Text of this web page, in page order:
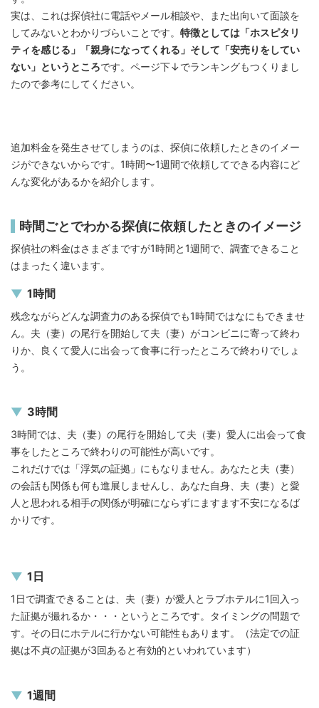
実は、これは探偵社に電話やメール相談や、また出向いて面談を
してみないとわかりづらいことです。 特徴としては「ホスピタリ
ティを感じる」「親身になってくれる」そして「安売りをしてい
ない」というところです。ページ下↓でランキングもつくりまし
たので参考にしてください。
追加料金を発生させてしまうのは、探偵に依頼したときのイメー
ジができないからです。1時間〜1週間で依頼してできる内容にど
んな変化があるかを紹介します。
時間ごとでわかる探偵に依頼したときのイメージ
探偵社の料金はさまざまですが1時間と1週間で、調査できること
はまったく違います。
1時間
残念ながらどんな調査力のある探偵でも1時間ではなにもできませ
ん。夫（妻）の尾行を開始して夫（妻）がコンビニに寄って終わ
りか、良くて愛人に出会って食事に行ったところで終わりでしょ
う。
3時間
3時間では、夫（妻）の尾行を開始して夫（妻）愛人に出会って食
事をしたところで終わりの可能性が高いです。
これだけでは「浮気の証拠」にもなりません。あなたと夫（妻）
の会話も関係も何も進展しませんし、あなた自身、夫（妻）と愛
人と思われる相手の関係が明確にならずにますます不安になるば
かりです。
1日
1日で調査できることは、夫（妻）が愛人とラブホテルに1回入っ
た証拠が撮れるか・・・というところです。タイミングの問題で
す。その日にホテルに行かない可能性もあります。（法定での証
拠は不貞の証拠が3回あると有効的といわれています）
1週間